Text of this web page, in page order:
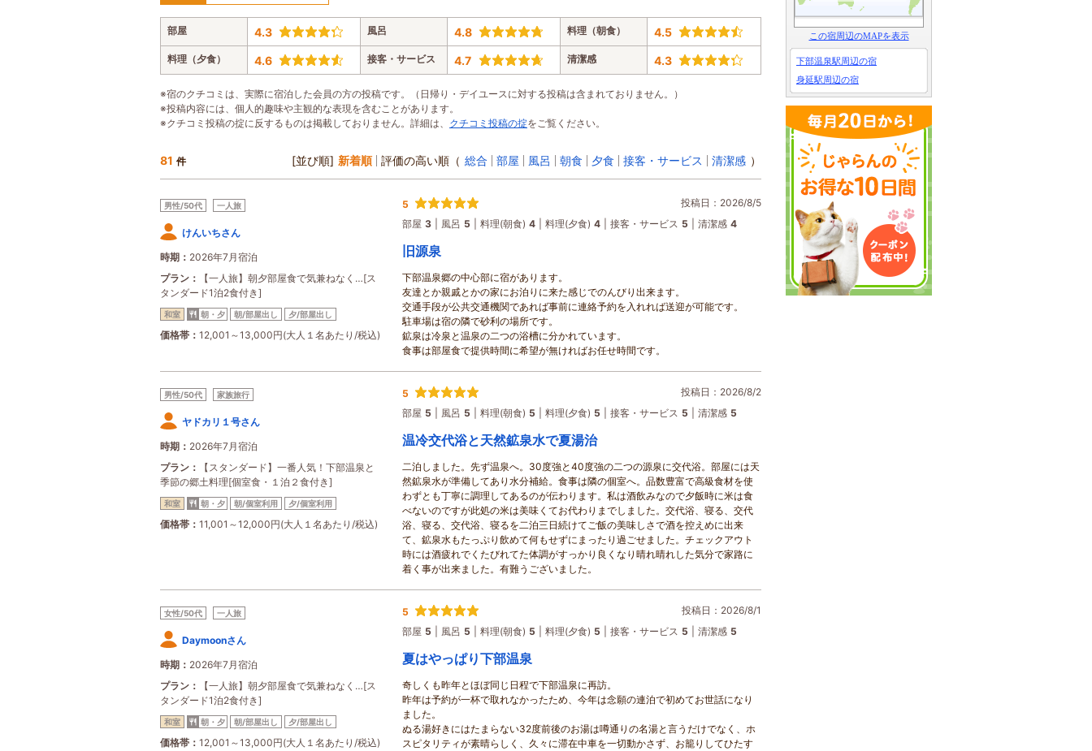
部屋 4.3 風呂 4.8 料理（朝食） 4.5
料理（夕食） 4.6 接客・サービス 4.7 清潔感 4.3
※宿のクチコミは、実際に宿泊した会員の方の投稿です。（日帰り・デイユースに対する投稿は含まれておりません。）
※投稿内容には、個人的趣味や主観的な表現を含むことがあります。
※クチコミ投稿の掟に反するものは掲載しておりません。詳細は、 クチコミ投稿の掟をご覧ください。
81 件 [並び順] 新着順 評価の高い順 （ 総合 部屋 風呂 朝食 夕食 接客・サービス 清潔感 ）
男性/50代 一人旅
けんいちさん
時期
2026年7月宿泊
プラン
【一人旅】朝夕部屋食で気兼ねなく…[ス
タンダード1泊2食付き]
和室 朝・夕 朝/部屋出し 夕/部屋出し
価格帯 12,001～13,000円(大人１名あたり/税込)
5
投稿日：2026/8/5
部屋 3 風呂 5 料理(朝食) 4 料理(夕食) 4 接客・サービス 5 清潔感 4
旧源泉
下部温泉郷の中心部に宿があります。
友達とか親戚とかの家にお泊りに来た感じでのんびり出来ます。
交通手段が公共交通機関であれば事前に連絡予約を入れれば送迎が可能です。
駐車場は宿の隣で砂利の場所です。
鉱泉は冷泉と温泉の二つの浴槽に分かれています。
食事は部屋食で提供時間に希望が無ければお任せ時間です。
男性/50代 家族旅行
ヤドカリ１号さん
時期
2026年7月宿泊
プラン
【スタンダード】一番人気！下部温泉と
季節の郷土料理[個室食・１泊２食付き]
和室 朝・夕 朝/個室利用 夕/個室利用
価格帯 11,001～12,000円(大人１名あたり/税込)
5
投稿日：2026/8/2
部屋 5 風呂 5 料理(朝食) 5 料理(夕食) 5 接客・サービス 5 清潔感 5
温冷交代浴と天然鉱泉水で夏湯治
二泊しました。先ず温泉へ。30度強と40度強の二つの源泉に交代浴。部屋には天
然鉱泉水が準備してあり水分補給。食事は隣の個室へ。品数豊富で高級食材を使
わずとも丁寧に調理してあるのが伝わります。私は酒飲みなので夕飯時に米は食
べないのですが此処の米は美味くてお代わりまでしました。交代浴、寝る、交代
浴、寝る、交代浴、寝るを二泊三日続けてご飯の美味しさで酒を控えめに出来
て、鉱泉水もたっぷり飲めて何もせずにまったり過ごせました。チェックアウト
時には酒疲れでくたびれてた体調がすっかり良くなり晴れ晴れした気分で家路に
着く事が出来ました。有難うございました。
女性/50代 一人旅
Daymoonさん
時期
2026年7月宿泊
プラン
【一人旅】朝夕部屋食で気兼ねなく…[ス
タンダード1泊2食付き]
和室 朝・夕 朝/部屋出し 夕/部屋出し
価格帯 12,001～13,000円(大人１名あたり/税込)
5
投稿日：2026/8/1
部屋 5 風呂 5 料理(朝食) 5 料理(夕食) 5 接客・サービス 5 清潔感 5
夏はやっぱり下部温泉
奇しくも昨年とほぼ同じ日程で下部温泉に再訪。
昨年は予約が一杯で取れなかったため、今年は念願の連泊で初めてお世話になり
ました。
ぬる湯好きにはたまらない32度前後のお湯は噂通りの名湯と言うだけでなく、ホ
スピタリティが素晴らしく、久々に滞在中車を一切動かさず、お籠りしてひたす
この宿周辺のMAPを表示
下部温泉駅周辺の宿
身延駅周辺の宿